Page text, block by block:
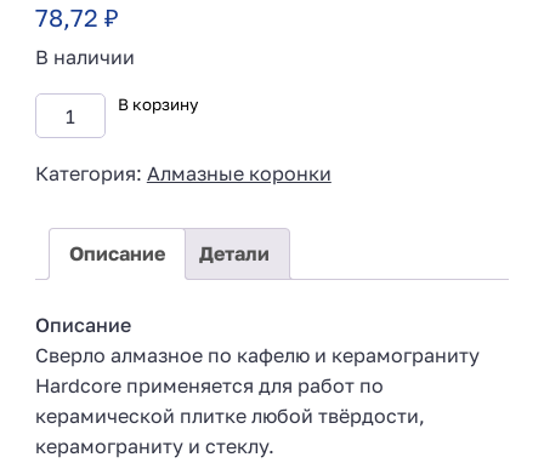
78,72 ₽
В наличии
В корзину
Категория: Алмазные коронки
Описание Детали
Описание
Сверло алмазное по кафелю и керамограниту
Hardcore применяется для работ по
керамической плитке любой твёрдости,
керамограниту и стеклу.